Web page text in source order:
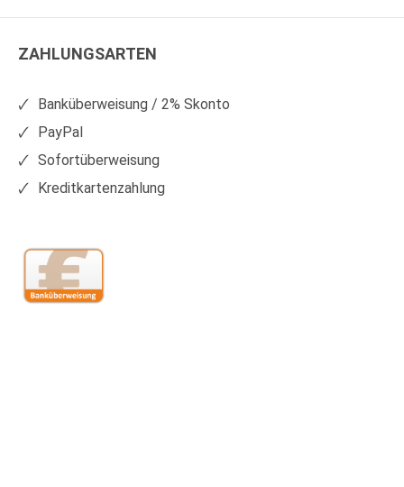
auf
auf
ZAHLUNGSARTEN
Banküberweisung / 2% Skonto
PayPal
Sofortüberweisung
Kreditkartenzahlung